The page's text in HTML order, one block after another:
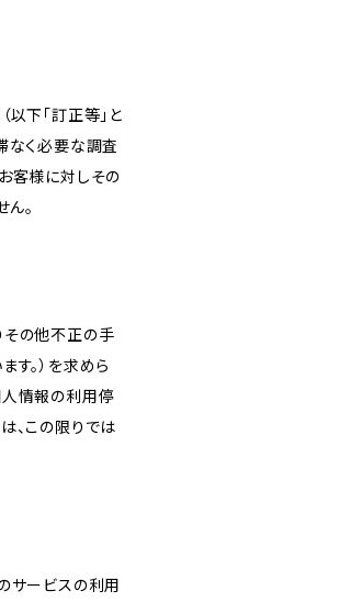
下「訂正等」と
なく必要な調査
客様に対しその
。
その他不正の手
。）を求めら
人情報の利用停
、この限りでは
サービスの利用